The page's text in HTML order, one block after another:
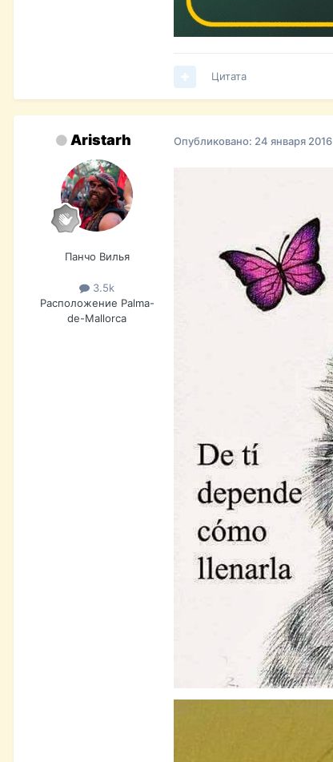
Цитата
Aristarh
Панчо Вилья
3.5k
Расположение Palma-
de-Mallorca
Опубликовано: 24 января 2016